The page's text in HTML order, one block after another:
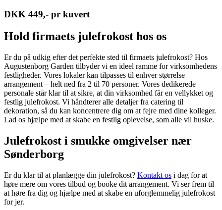
DKK 449,- pr kuvert
Hold firmaets julefrokost hos os
Er du på udkig efter det perfekte sted til firmaets julefrokost? Hos
Augustenborg Garden tilbyder vi en ideel ramme for virksomhedens
festligheder. Vores lokaler kan tilpasses til enhver størrelse
arrangement – helt ned fra 2 til 70 personer. Vores dedikerede
personale står klar til at sikre, at din virksomhed får en vellykket og
festlig julefrokost. Vi håndterer alle detaljer fra catering til
dekoration, så du kan koncentrere dig om at fejre med dine kolleger.
Lad os hjælpe med at skabe en festlig oplevelse, som alle vil huske.
Julefrokost i smukke omgivelser nær
Sønderborg
Er du klar til at planlægge din julefrokost? Kontakt os i dag for at
høre mere om vores tilbud og booke dit arrangement. Vi ser frem til
at høre fra dig og hjælpe med at skabe en uforglemmelig julefrokost
for jer.